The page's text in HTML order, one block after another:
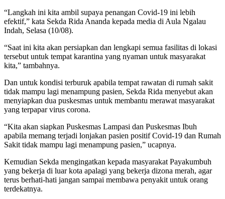
“Langkah ini kita ambil supaya penangan Covid-19 ini lebih
efektif,” kata Sekda Rida Ananda kepada media di Aula Ngalau
Indah, Selasa (10/08).
“Saat ini kita akan persiapkan dan lengkapi semua fasilitas di lokasi
tersebut untuk tempat karantina yang nyaman untuk masyarakat
kita,” tambahnya.
Dan untuk kondisi terburuk apabila tempat rawatan di rumah sakit
tidak mampu lagi menampung pasien, Sekda Rida menyebut akan
menyiapkan dua puskesmas untuk membantu merawat masyarakat
yang terpapar virus corona.
“Kita akan siapkan Puskesmas Lampasi dan Puskesmas Ibuh
apabila memang terjadi lonjakan pasien positif Covid-19 dan Rumah
Sakit tidak mampu lagi menampung pasien,” ucapnya.
Kemudian Sekda mengingatkan kepada masyarakat Payakumbuh
yang bekerja di luar kota apalagi yang bekerja dizona merah, agar
terus berhati-hati jangan sampai membawa penyakit untuk orang
terdekatnya.